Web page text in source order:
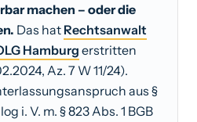
machen – oder die
Das hat Rechtsanwalt
Hamburg erstritten
Az. 7 W 11/24).
aus §
i. V. m. § 823 Abs. 1 BGB